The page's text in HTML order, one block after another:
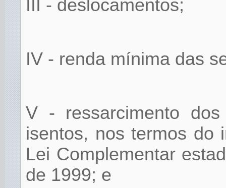
III - deslocamentos;
IV - renda mínima das
V - ressarcimento
isentos, nos termos
Lei Complementar
de 1999; e